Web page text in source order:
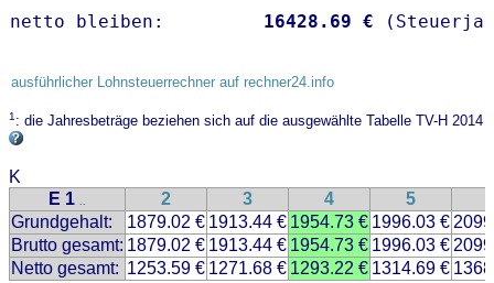
netto bleiben: 16428.69 €
ausführlicher Lohnsteuerrechner auf rechner24.info
1: die Jahresbeträge beziehen sich auf die ausgewählte Tabelle TV-H 2014
K
E 1 .. 2 3 4 5
Grundgehalt:
1879.02 € 1913.44 € 1954.73 € 1996.03 €
Brutto gesamt: 1879.02 € 1913.44 € 1954.73 € 1996.03 €
Netto gesamt: 1253.59 € 1271.68 € 1293.22 € 1314.69 €